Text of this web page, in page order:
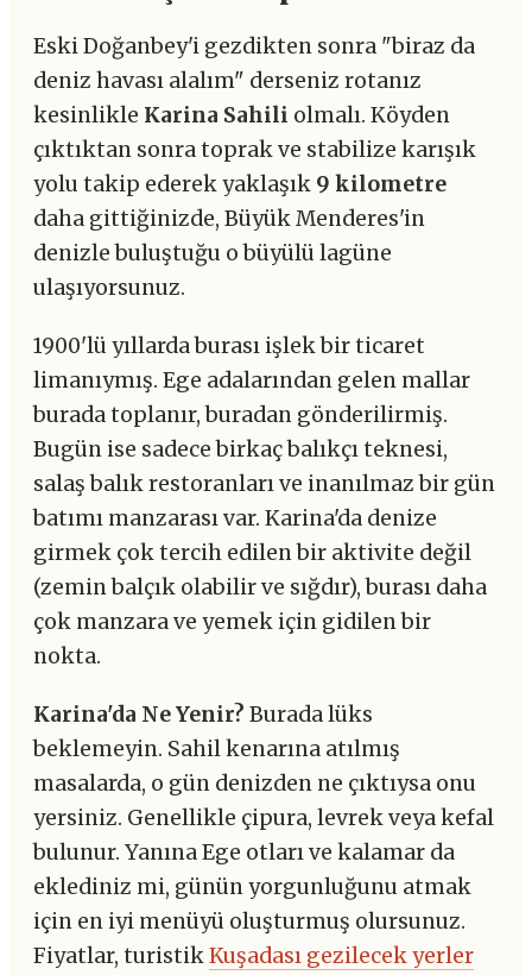
Eski Doğanbey'i gezdikten sonra "biraz da
deniz havası alalım" derseniz rotanız
kesinlikle Karina Sahili olmalı. Köyden
çıktıktan sonra toprak ve stabilize karışık
yolu takip ederek yaklaşık 9 kilometre
daha gittiğinizde, Büyük Menderes'in
denizle buluştuğu o büyülü lagüne
ulaşıyorsunuz.
1900'lü yıllarda burası işlek bir ticaret
limanıymış. Ege adalarından gelen mallar
burada toplanır, buradan gönderilirmiş.
Bugün ise sadece birkaç balıkçı teknesi,
salaş balık restoranları ve inanılmaz bir gün
batımı manzarası var. Karina'da denize
girmek çok tercih edilen bir aktivite değil
(zemin balçık olabilir ve sığdır), burası daha
çok manzara ve yemek için gidilen bir
nokta.
Karina'da Ne Yenir? Burada lüks
beklemeyin. Sahil kenarına atılmış
masalarda, o gün denizden ne çıktıysa onu
yersiniz. Genellikle çipura, levrek veya kefal
bulunur. Yanına Ege otları ve kalamar da
eklediniz mi, günün yorgunluğunu atmak
için en iyi menüyü oluşturmuş olursunuz.
Fiyatlar, turistikKuşadası gezilecek yerler